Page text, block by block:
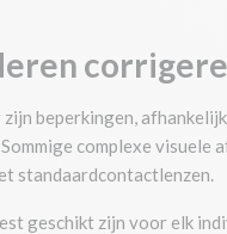
beperkingen,
Sommige complexe visuele
standaardcontactlenzen.
geschikt zijn voor elk